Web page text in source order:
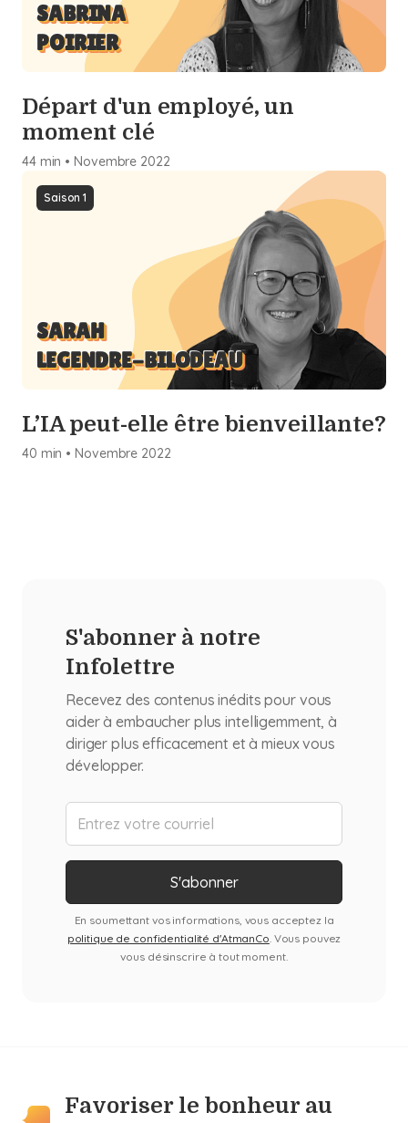
SABRINA
POIRIER
Départ d'un employé, un
moment clé
44 min • Novembre 2022
SARAH
LEGENDRE-BILODEAU
Saison 1
L’IA peut-elle être bienveillante?
40 min • Novembre 2022
S'abonner à notre
Infolettre
Recevez des contenus inédits pour vous
aider à embaucher plus intelligemment, à
diriger plus efficacement et à mieux vous
développer.
En soumettant vos informations, vous acceptez la
politique de confidentialité d'AtmanCo. Vous pouvez
vous désinscrire à tout moment.
Favoriser le bonheur au